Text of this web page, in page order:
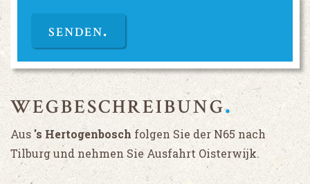
SENDEN
WEGBESCHREIBUNG
Aus 's Hertogenbosch folgen Sie der N65 nach
Tilburg und nehmen Sie Ausfahrt Oisterwijk.